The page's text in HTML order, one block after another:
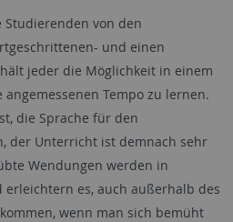
von den
und einen
jeder die Möglichkeit in einem
Tempo zu lernen.
die Sprache für den
der Unterricht ist demnach sehr
Wendungen werden in
es, auch außerhalb des
wenn man sich bemüht